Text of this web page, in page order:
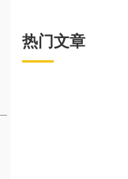
热门文章